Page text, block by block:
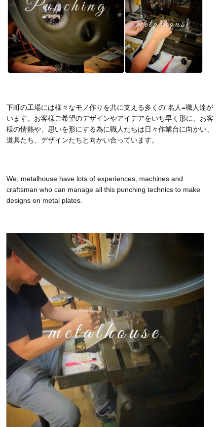
下町の工場には様々なモノ作りを共に支える多くの”名人=職人達が
います。お客様ご希望のデザインやアイデアをいち早く形に、お客
様の情熱や、思いを形にする為に職人たちは日々作業台に向かい、
道具たち、デザインたちと向かい合っています。
We, metalhouse have lots of experiences, machines and
craftsman who can manage all this punching technics to make
designs on metal plates.